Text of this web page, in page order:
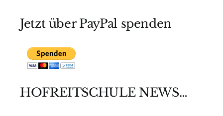
Jetzt über PayPal spenden
HOFREITSCHULE NEWS…